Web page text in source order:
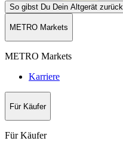
So gibst Du Dein Altgerät zurück
METRO Markets
METRO Markets
Karriere
Für Käufer
Für Käufer